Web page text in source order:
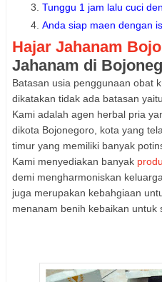
Tunggu 1 jam lalu cuci
Anda siap maen dengan
Hajar Jahanam
Jahanam di
Batasan usia penggunaan obat
dikatakan tidak ada batasan
Kami adalah agen herbal pria
dikota Bojonegoro, kota yang
timur yang memiliki banyak
Kami menyediakan banyak
demi mengharmoniskan
juga merupakan kebahgiaan
menanam benih kebaikan untuk